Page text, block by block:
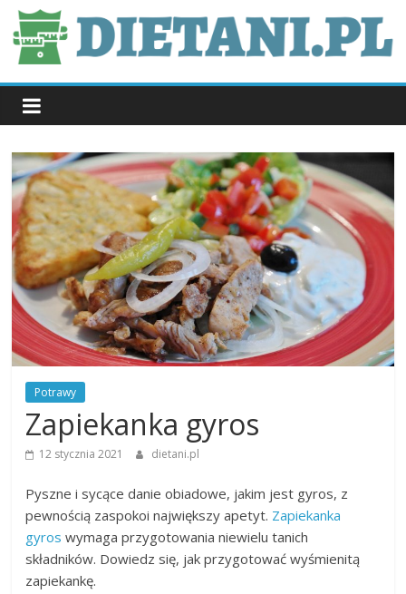
Skip
to
content
dietani.pl
Potrawy
Zapiekanka gyros
12 stycznia 2021 dietani.pl
Pyszne i sycące danie obiadowe, jakim jest gyros, z
pewnością zaspokoi największy apetyt. Zapiekanka
gyroswymaga przygotowania niewielu tanich
składników. Dowiedz się, jak przygotować wyśmienitą
zapiekankę.